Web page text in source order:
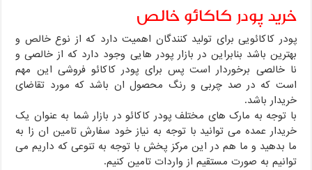
خرید پودر کاکائو خالص
پودر کاکائویی برای تولید کنندگان اهمیت دارد که از نوع خالص و
بهترین باشد بنابراین در بازار پودر هایی وجود دارد که از خالصی و
نا خالصی برخوردار است پس برای پودر کاکائو فروشی این مهم
است که در صد چربی و رنگ محصول ان باشد که مورد تقاضای
خریدار باشد.
با توجه به مارک های مختلف پودر کاکائو در بازار شما به عنوان یک
خریدار عمده می توانید با توجه به نیاز خود سفارش تامین ان زا به
ما بدهید و ما هم در این مرکز پخش با توجه به تنوعی که داریم می
توانیم به صورت مستقیم از واردات تامین کنیم.